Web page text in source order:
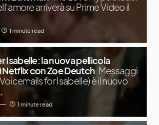
arriverà su Prime Video il
1 minute read
Isabelle: la nuova pellicola
con Zoe Deutch Messaggi
for Isabelle) è il nuovo
1 minute read